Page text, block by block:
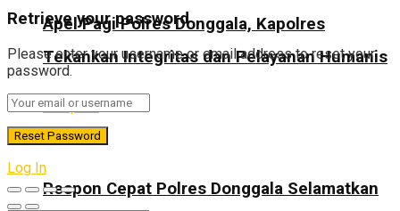
Apel Pagi Polres Donggala, Kapolres
Tekankan Integritas dan Pelayanan Humanis
edit post
Respon Cepat Polres Donggala Selamatkan
Retrieve your password
Please enter your username or email address to reset your
password.
Log In